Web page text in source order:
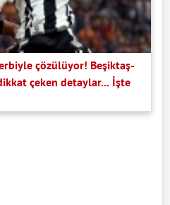
çözülüyor! Beşiktaş-
çeken detaylar... İşte